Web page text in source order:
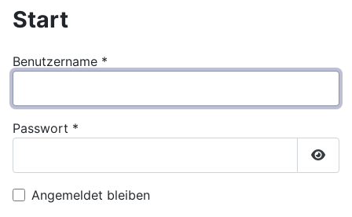
Start
Benutzername *
Passwort *
Angemeldet bleiben